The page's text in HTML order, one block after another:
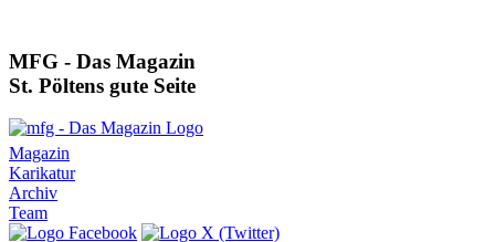
MFG - Das Magazin
St. Pöltens gute Seite
Magazin
Karikatur
Archiv
Team